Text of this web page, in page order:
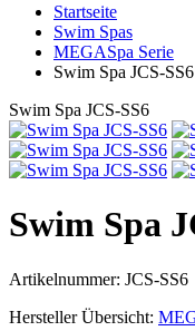
Startseite
Swim Spas
MEGASpa Serie
Swim Spa JCS-SS6
Swim Spa JCS-SS6
Swim Spa
Artikelnummer: JCS-SS6
Hersteller Übersicht: